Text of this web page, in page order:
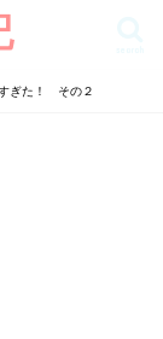
ぎた！ その２